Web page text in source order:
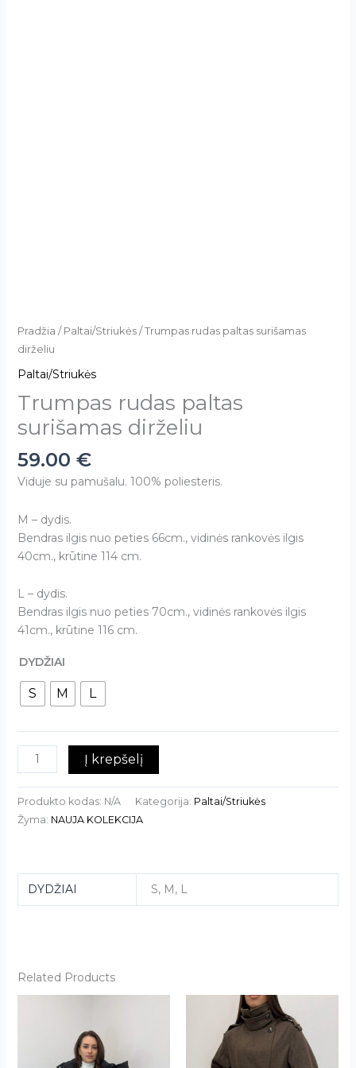
Pradžia / Paltai/Striukės/ Trumpas rudas paltas surišamas
dirželiu
Paltai/Striukės
Trumpas rudas paltas
surišamas dirželiu
59.00 €
Viduje su pamušalu. 100% poliesteris.
M – dydis.
Bendras ilgis nuo peties 66cm., vidinės rankovės ilgis
40cm., krūtine 114 cm.
L – dydis.
Bendras ilgis nuo peties 70cm., vidinės rankovės ilgis
41cm., krūtine 116 cm.
DYDŽIAI
S M L
Į krepšelį
Produkto kodas: N/A Kategorija: Paltai/Striukės
Žyma: NAUJA KOLEKCIJA
DYDŽIAI S, M, L
Related Products
multiple